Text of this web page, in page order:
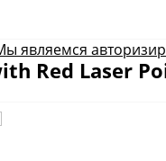
Red Laser